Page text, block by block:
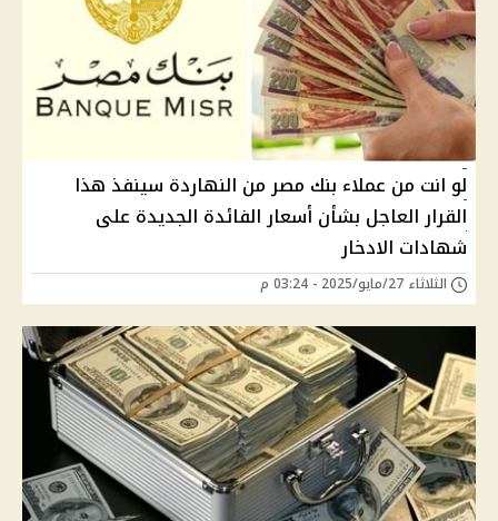
لو انت من عملاء بنك مصر من النهاردة سينفذ هذا
القرار العاجل بشأن أسعار الفائدة الجديدة على
شهادات الادخار
الثلاثاء 27/مايو/2025 - 03:24 م